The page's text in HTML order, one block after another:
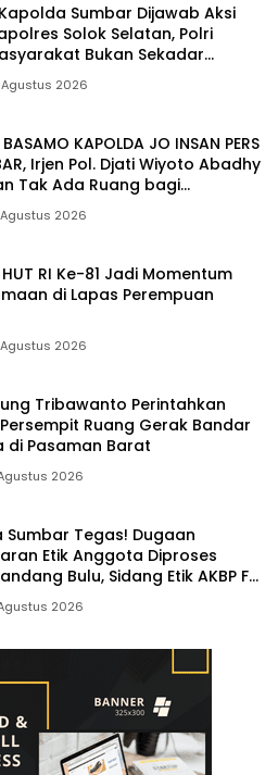
Sumbar Dijawab Aksi
Solok Selatan, Polri
Bukan Sekadar
2026
KAPOLDA JO INSAN PERS
Irjen Pol. Djati Wiyoto Abadhy
Tak Ada Ruang bagi
Hukum di Internal Polri
2026
HUT RI Ke-81 Jadi Momentum
di Lapas Perempuan
2026
Tribawanto Perintahkan
Ruang Gerak Bandar
di Pasaman Barat
2026
Sumbar Tegas! Dugaan
Etik Anggota Diproses
Bulu, Sidang Etik AKBP F
2026